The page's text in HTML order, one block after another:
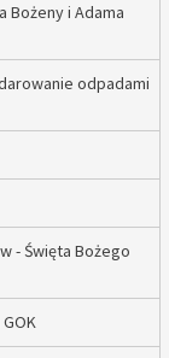
Bożeny i Adama
odpadami
- Święta Bożego